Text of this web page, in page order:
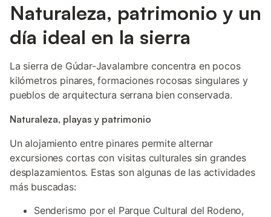
Naturaleza, patrimonio y un
día ideal en la sierra
La sierra de Gúdar-Javalambre concentra en pocos
kilómetros pinares, formaciones rocosas singulares y
pueblos de arquitectura serrana bien conservada.
Naturaleza, playas y patrimonio
Un alojamiento entre pinares permite alternar
excursiones cortas con visitas culturales sin grandes
desplazamientos. Estas son algunas de las actividades
más buscadas:
Senderismo por el Parque Cultural del Rodeno,